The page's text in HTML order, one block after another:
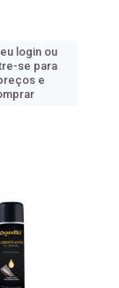
login ou
se para
e